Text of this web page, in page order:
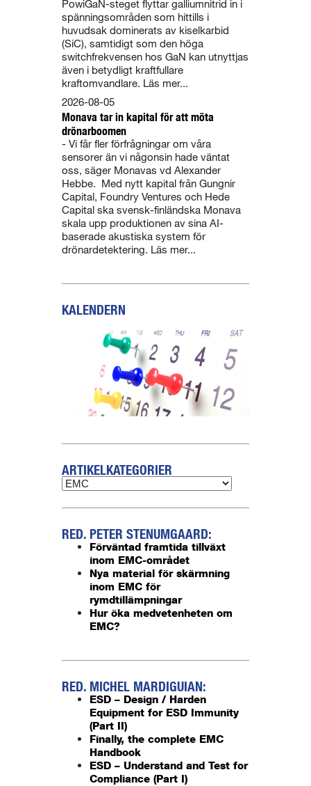
PowiGaN-steget flyttar galliumnitrid in i
spänningsområden som hittills i
huvudsak dominerats av kiselkarbid
(SiC), samtidigt som den höga
switchfrekvensen hos GaN kan utnyttjas
även i betydligt kraftfullare
kraftomvandlare. Läs mer...
Monava tar in kapital för att möta
drönarboomen
2026-08-05
- Vi får fler förfrågningar om våra
sensorer än vi någonsin hade väntat
oss, säger Monavas vd Alexander
Hebbe. Med nytt kapital från Gungnir
Capital, Foundry Ventures och Hede
Capital ska svensk-finländska Monava
skala upp produktionen av sina AI-
baserade akustiska system för
drönardetektering. Läs mer...
KALENDERN
ARTIKELKATEGORIER
RED. PETER STENUMGAARD:
Förväntad framtida tillväxt
inom EMC-området
Nya material för skärmning
inom EMC för
rymdtillämpningar
Hur öka medvetenheten om
EMC?
RED. MICHEL MARDIGUIAN:
ESD – Design / Harden
Equipment for ESD Immunity
(Part II)
Finally, the complete EMC
Handbook
ESD – Understand and Test for
Compliance (Part I)